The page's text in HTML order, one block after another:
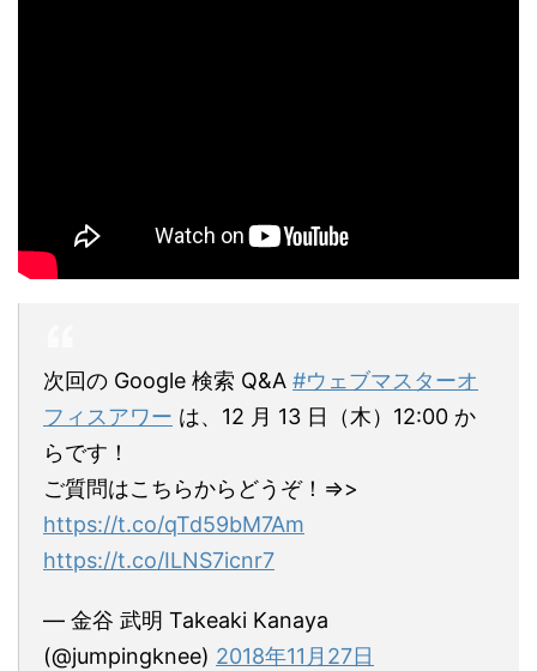
次回の Google 検索 Q&A #ウェブマスターオ
フィスアワー は、12 月 13 日（木）12:00 か
らです！
ご質問はこちらからどうぞ！=>>
https://t.co/qTd59bM7Am
https://t.co/ILNS7icnr7
— 金谷 武明 Takeaki Kanaya
(@jumpingknee) 2018年11月27日